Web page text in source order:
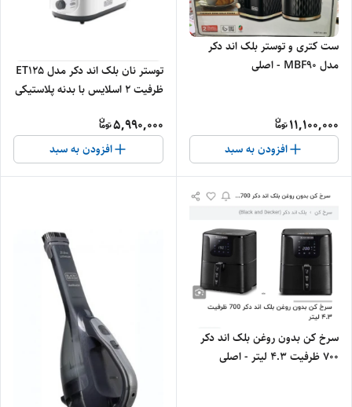
ست کتری و توستر بلک اند دکر
مدل MBF90 - اصلی
11,100,000
افزودن به سبد
توستر نان بلک اند دکر مدل ET125
ظرفیت ۲ اسلایس با بدنه پلاستیکی
5,990,000
افزودن به سبد
سرخ کن بدون روغن بلک اند دکر
700 ظرفیت ۴.۳ لیتر - اصلی